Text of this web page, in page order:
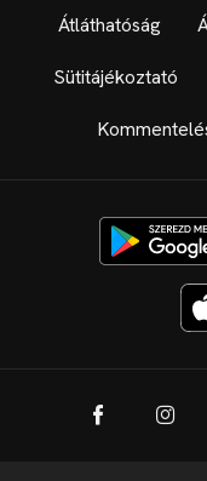
Átláthatóság
Sütitájékoztató